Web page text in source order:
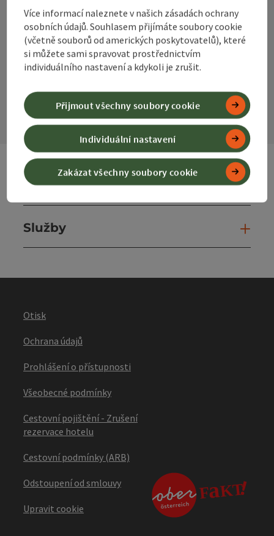
InstagramFacebookYouTube
Webové stránky
Služby
Otisk
Ochrana údajů
Prohlášení o přístupnosti
Všeobecné podmínky
Cestovní pojištění - Zrušení
rezervace hotelu
Cestovní podmínky (ARB)
Odstoupení od smlouvy
Upravit cookie
Více informací naleznete v našich zásadách ochrany
osobních údajů. Souhlasem přijímáte soubory cookie
(včetně souborů od amerických poskytovatelů), které
si můžete sami spravovat prostřednictvím
individuálního nastavení a kdykoli je zrušit.
Zakázat všechny soubory cookie
Individuální nastavení
Přijmout všechny soubory cookie